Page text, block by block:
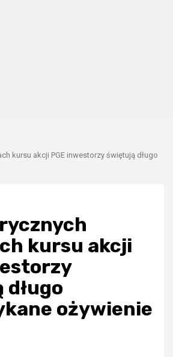
kursu akcji PGE inwestorzy świętują długo
kursu akcji
ożywienie